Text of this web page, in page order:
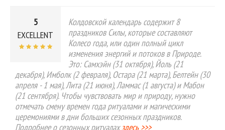
5
EXCELLENT
Колдовской календарь содержит 8
праздников Силы, которые составляют
Колесо года, или один полный цикл
изменения энергий и потоков в Природе.
Это: Самхэйн (31 октября), Йоль (21
декабря), Имболк (2 февраля), Остара (21 марта), Белтейн (30
апреля - 1 мая), Лита (21 июня), Ламмас (1 августа) и Мабон
(21 сентября). Чтобы чувствовать мир и природу, нужно
отмечать смену времен года ритуалами и магическими
церемониями в дни больших сезонных праздников.
Подробнее о сезонных ритуалахздесь >>>